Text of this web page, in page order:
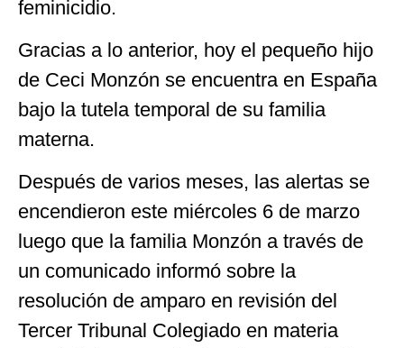
feminicidio.
Gracias a lo anterior, hoy el pequeño hijo
de Ceci Monzón se encuentra en España
bajo la tutela temporal de su familia
materna.
Después de varios meses, las alertas se
encendieron este miércoles 6 de marzo
luego que la familia Monzón a través de
un comunicado informó sobre la
resolución de amparo en revisión del
Tercer Tribunal Colegiado en materia